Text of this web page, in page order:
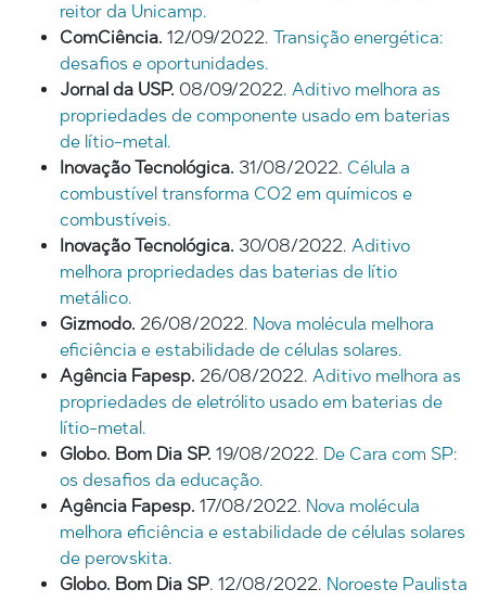
reitor da Unicamp.
ComCiência. 12/09/2022. Transição energética:
desafios e oportunidades.
Jornal da USP. 08/09/2022. Aditivo melhora as
propriedades de componente usado em baterias
de lítio-metal.
Inovação Tecnológica. 31/08/2022. Célula a
combustível transforma CO2 em químicos e
combustíveis.
Inovação Tecnológica. 30/08/2022. Aditivo
melhora propriedades das baterias de lítio
metálico.
Gizmodo. 26/08/2022. Nova molécula melhora
eficiência e estabilidade de células solares.
Agência Fapesp. 26/08/2022. Aditivo melhora as
propriedades de eletrólito usado em baterias de
lítio-metal.
Globo. Bom Dia SP. 19/08/2022. De Cara com SP:
os desafios da educação.
Agência Fapesp. 17/08/2022. Nova molécula
melhora eficiência e estabilidade de células solares
de perovskita.
Globo. Bom Dia SP. 12/08/2022. Noroeste Paulista